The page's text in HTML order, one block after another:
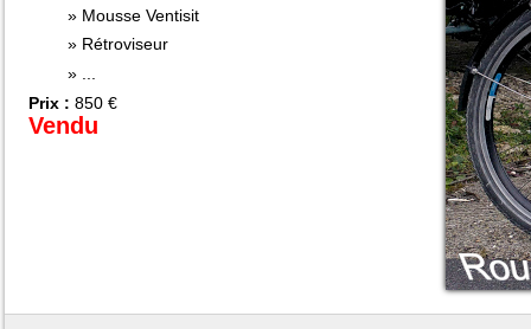
Mousse Ventisit
Rétroviseur
Prix : 850 €
Vendu